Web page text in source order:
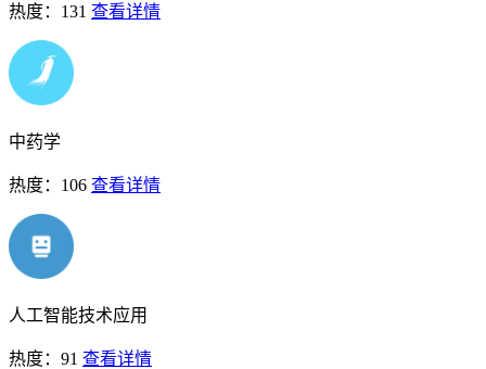
热度：131 查看详情
中药学
热度：106 查看详情
人工智能技术应用
热度：91 查看详情